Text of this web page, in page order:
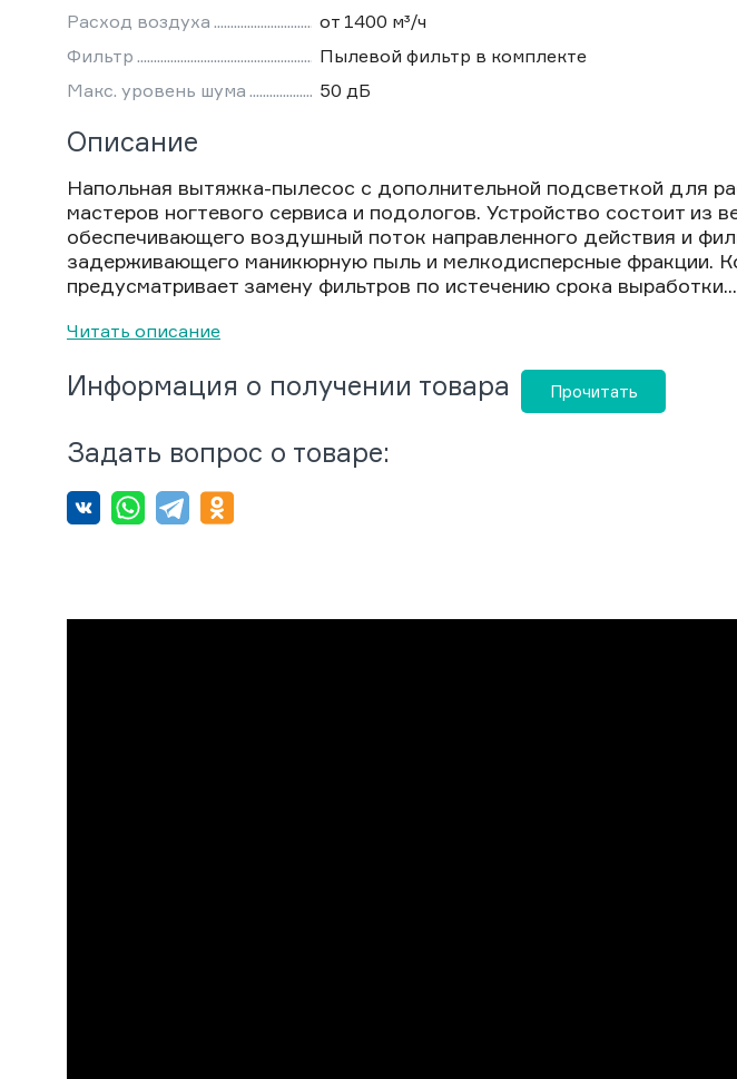
Расход воздуха
от 1400 м³/ч
Фильтр
Пылевой фильтр в комплекте
Макс. уровень шума
50 дБ
Описание
Напольная вытяжка-пылесос с дополнительной подсветкой для
мастеров ногтевого сервиса и подологов. Устройство состоит из
обеспечивающего воздушный поток направленного действия и
задерживающего маникюрную пыль и мелкодисперсные фракции.
предусматривает замену фильтров по истечению срока выработки...
Читать описание
Информация о получении товара Прочитать
Задать вопрос о товаре: